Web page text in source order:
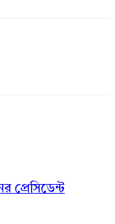
প্রেসিডেন্ট